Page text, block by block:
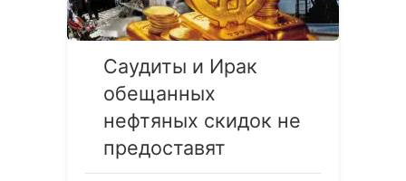
Саудиты и Ирак
обещанных
нефтяных скидок не
предоставят